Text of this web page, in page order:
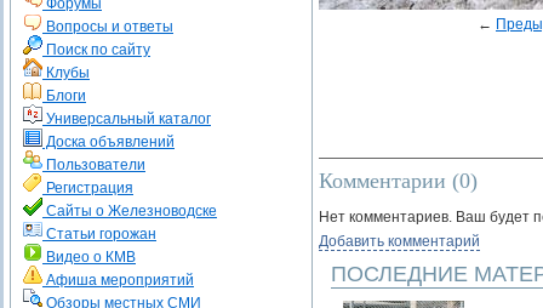
Форумы
Вопросы и ответы
Поиск по сайту
Клубы
Блоги
Универсальный каталог
Доска объявлений
Пользователи
Регистрация
Сайты о Железноводске
Статьи горожан
Видео о КМВ
Афиша мероприятий
Обзоры местных СМИ
←
Комментарии (0)
Нет комментариев. Ваш будет
Добавить комментарий
ПОСЛЕДНИЕ